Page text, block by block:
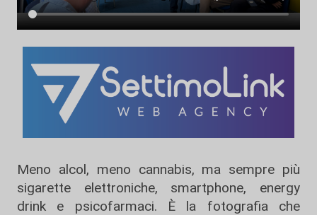
Meno alcol, meno cannabis, ma sempre più
sigarette elettroniche, smartphone, energy
drink e psicofarmaci. È la fotografia che